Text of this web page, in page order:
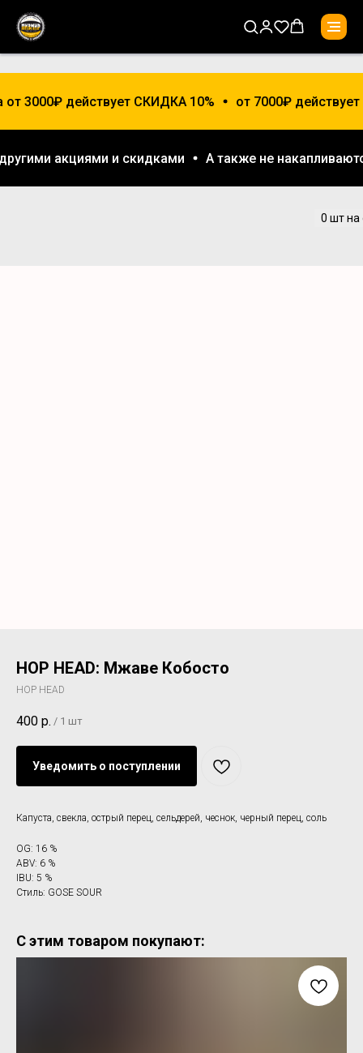
3000₽ действует СКИДКА 10% от 7000₽
акциями и скидками А также не
HOP HEAD: Мжаве Кобосто
HOP HEAD
400 р. / 1 шт
Уведомить о поступлении
Капуста, свекла, острый перец, сельдерей, чеснок, черный перец, соль
OG: 16 %
ABV: 6 %
IBU: 5 %
Стиль: GOSE SOUR
С этим товаром покупают: